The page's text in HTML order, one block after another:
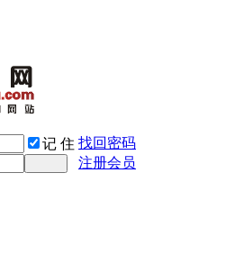
记 住 找回密码
注册会员